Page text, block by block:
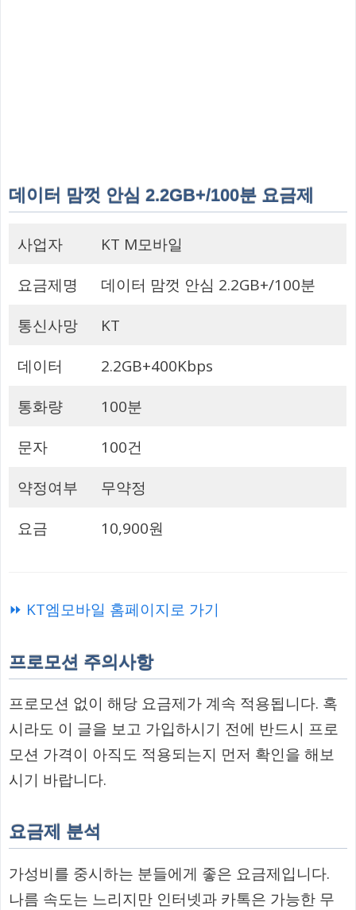
데이터 맘껏 안심 2.2GB+/100분 요금제
사업자
KT M모바일
요금제명
데이터 맘껏 안심 2.2GB+/100분
통신사망
KT
데이터
2.2GB+400Kbps
통화량
100분
문자
100건
약정여부
무약정
요금
10,900원
⏩ KT엠모바일 홈페이지로 가기
프로모션 주의사항
프로모션 없이 해당 요금제가 계속 적용됩니다. 혹
시라도 이 글을 보고 가입하시기 전에 반드시 프로
모션 가격이 아직도 적용되는지 먼저 확인을 해보
시기 바랍니다.
요금제 분석
가성비를 중시하는 분들에게 좋은 요금제입니다.
나름 속도는 느리지만 인터넷과 카톡은 가능한 무